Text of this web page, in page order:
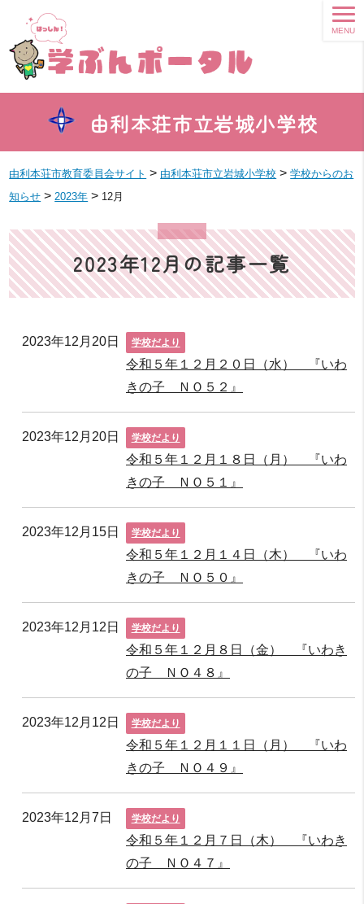
由利本荘市立岩城小学校
MENU
由利本荘市教育委員会サイト > 由利本荘市立岩城小学校 >学校からのお
知らせ > 2023年 > 12月
2023年12月の記事一覧
2023年12月20日 学校だより
令和５年１２月２０日（水） 『いわ
きの子 ＮＯ５２』
2023年12月20日 学校だより
令和５年１２月１８日（月） 『いわ
きの子 ＮＯ５１』
2023年12月15日 学校だより
令和５年１２月１４日（木） 『いわ
きの子 ＮＯ５０』
2023年12月12日 学校だより
令和５年１２月８日（金） 『いわき
の子 ＮＯ４８』
2023年12月12日 学校だより
令和５年１２月１１日（月） 『いわ
きの子 ＮＯ４９』
2023年12月7日 学校だより
令和５年１２月７日（木） 『いわき
の子 ＮＯ４７』